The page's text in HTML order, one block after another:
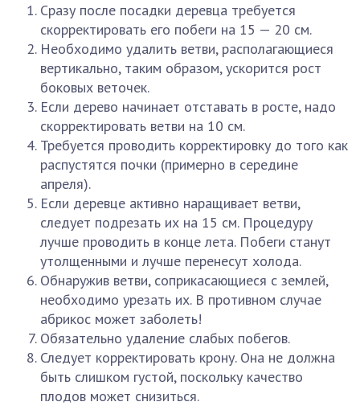
Сразу после посадки деревца требуется
скорректировать его побеги на 15 — 20 см.
Необходимо удалить ветви, располагающиеся
вертикально, таким образом, ускорится рост
боковых веточек.
Если дерево начинает отставать в росте, надо
скорректировать ветви на 10 см.
Требуется проводить корректировку до того как
распустятся почки (примерно в середине
апреля).
Если деревце активно наращивает ветви,
следует подрезать их на 15 см. Процедуру
лучше проводить в конце лета. Побеги станут
утолщенными и лучше перенесут холода.
Обнаружив ветви, соприкасающиеся с землей,
необходимо урезать их. В противном случае
абрикос может заболеть!
Обязательно удаление слабых побегов.
Следует корректировать крону. Она не должна
быть слишком густой, поскольку качество
плодов может снизиться.